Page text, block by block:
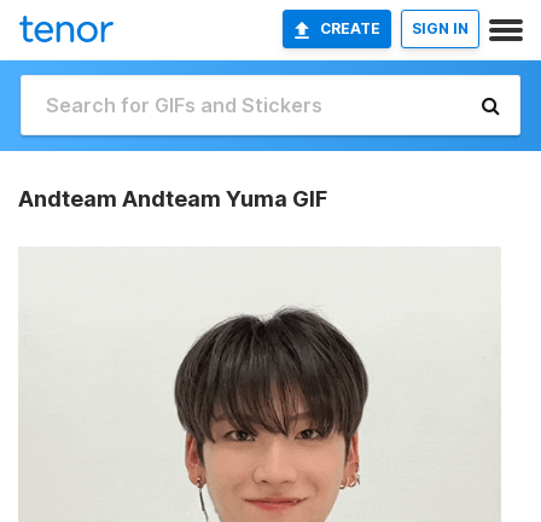
CREATE SIGN IN
Andteam Andteam Yuma GIF